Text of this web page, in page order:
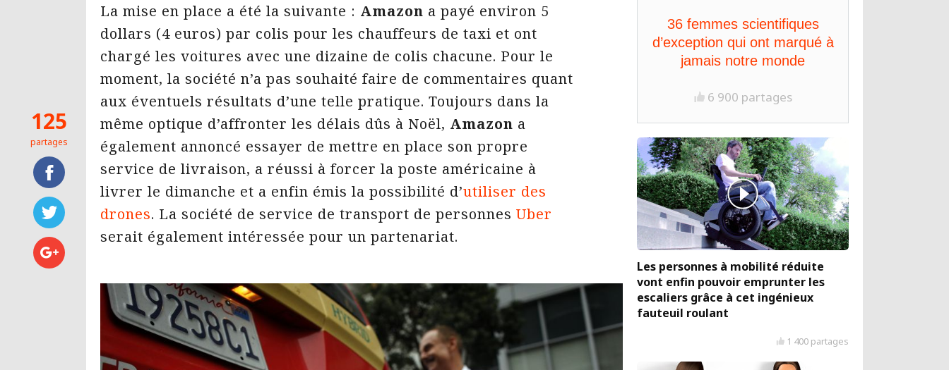
La mise en place a été la suivante : Amazon a payé environ 5
dollars (4 euros) par colis pour les chauffeurs de taxi et ont
chargé les voitures avec une dizaine de colis chacune. Pour le
moment, la société n’a pas souhaité faire de commentaires quant
aux éventuels résultats d’une telle pratique. Toujours dans la
même optique d’affronter les délais dûs à Noël, Amazon a
également annoncé essayer de mettre en place son propre
service de livraison, a réussi à forcer la poste américaine à
livrer le dimanche et a enfin émis la possibilité d’utiliser des
drones. La société de service de transport de personnes Uber
serait également intéressée pour un partenariat.
36 femmes scientifiques
d’exception qui ont marqué à
jamais notre monde
6 900 partages
Les personnes à mobilité réduite
vont enfin pouvoir emprunter les
escaliers grâce à cet ingénieux
fauteuil roulant
1 400 partages
125
partages